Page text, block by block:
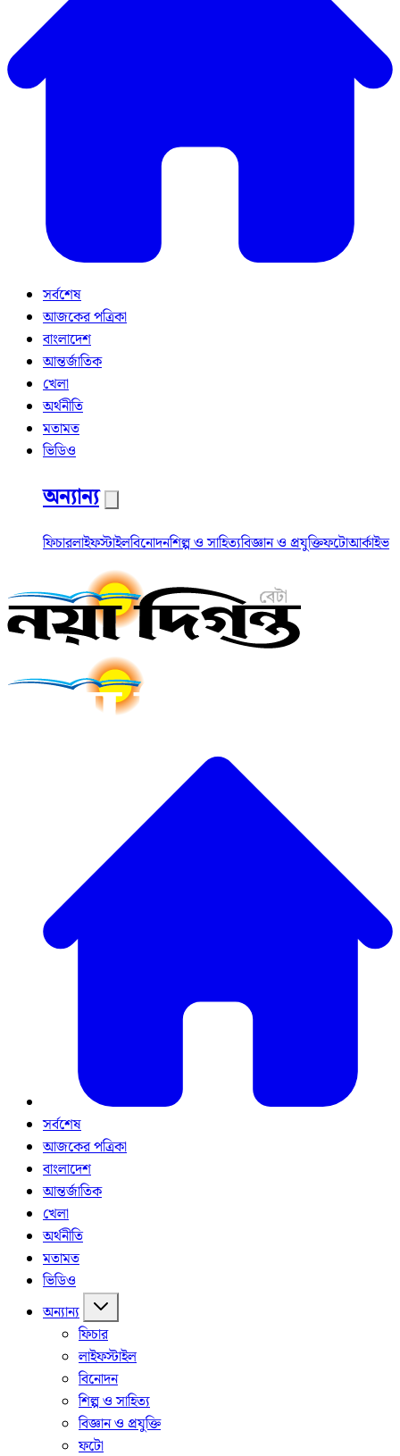
সর্বশেষ
আজকের পত্রিকা
বাংলাদেশ
আন্তর্জাতিক
খেলা
অর্থনীতি
মতামত
ভিডিও
অন্যান্য
ফিচারলাইফস্টাইলবিনোদনশিল্প ও সাহিত্যবিজ্ঞান ও প্রযুক্তিফটোআর্কাইভ
সর্বশেষ
আজকের পত্রিকা
বাংলাদেশ
আন্তর্জাতিক
খেলা
অর্থনীতি
মতামত
ভিডিও
অন্যান্য
ফিচার
লাইফস্টাইল
বিনোদন
শিল্প ও সাহিত্য
বিজ্ঞান ও প্রযুক্তি
ফটো